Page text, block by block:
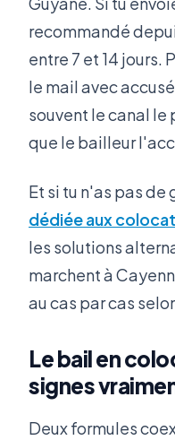
recommandé
entre 7 et 14 jours.
le mail avec
souvent le canal
que le bailleur
Et si tu n'as pas de
dédiée aux
les solutions
marchent à
au cas par cas
Le bail en
signes
Deux formules